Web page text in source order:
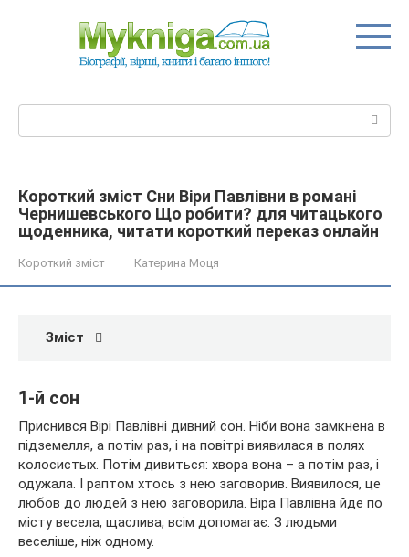
Короткий зміст Сни Віри Павлівни в романі
Чернишевського Що робити? для читацького
щоденника, читати короткий переказ онлайн
Короткий зміст Катерина Моця
Зміст
1-й сон
Приснився Вірі Павлівні дивний сон. Ніби вона замкнена в
підземелля, а потім раз, і на повітрі виявилася в полях
колосистых. Потім дивиться: хвора вона – а потім раз, і
одужала. І раптом хтось з нею заговорив. Виявилося, це
любов до людей з нею заговорила. Віра Павлівна йде по
місту весела, щаслива, всім допомагає. З людьми
веселіше, ніж одному.